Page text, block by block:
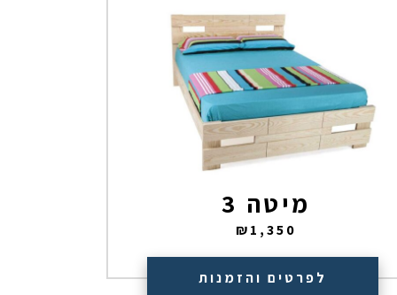
מיטה 3
₪1,350
לפרטים והזמנות